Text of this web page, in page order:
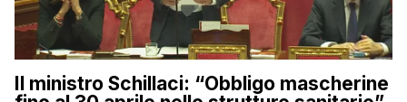
Il ministro Schillaci: “Obbligo mascherine